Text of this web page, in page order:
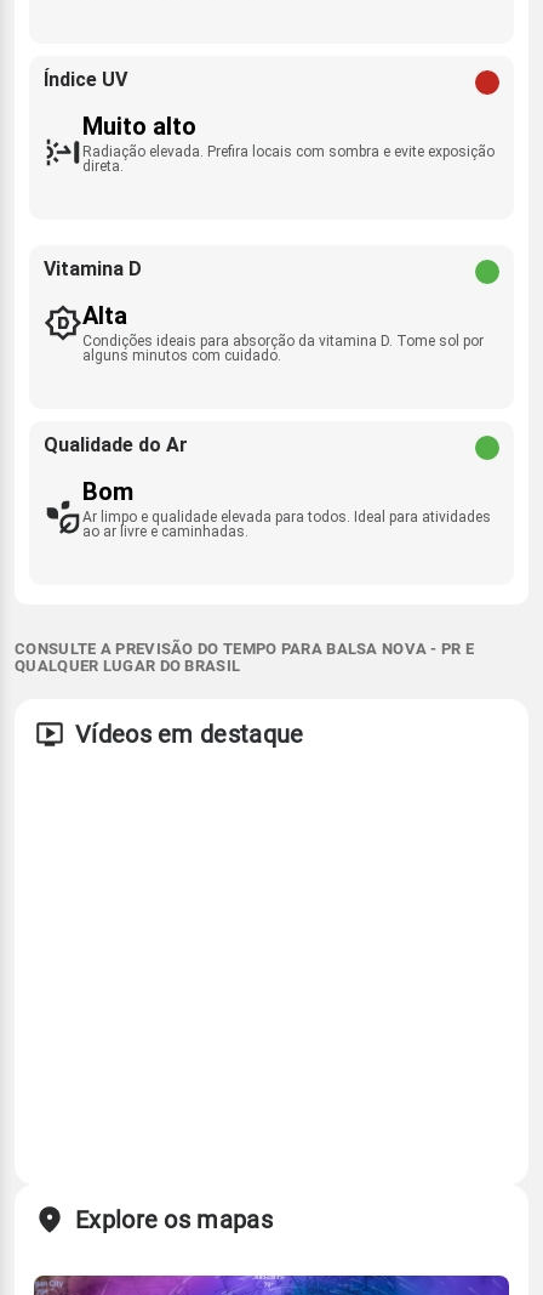
Índice UV
Muito alto
Radiação elevada. Prefira locais com sombra e evite exposição
direta.
Vitamina D
Alta
Condições ideais para absorção da vitamina D. Tome sol por
alguns minutos com cuidado.
Qualidade do Ar
Bom
Ar limpo e qualidade elevada para todos. Ideal para atividades
ao ar livre e caminhadas.
CONSULTE A PREVISÃO DO TEMPO PARA BALSA NOVA - PR E
QUALQUER LUGAR DO BRASIL
Vídeos em destaque
Explore os mapas